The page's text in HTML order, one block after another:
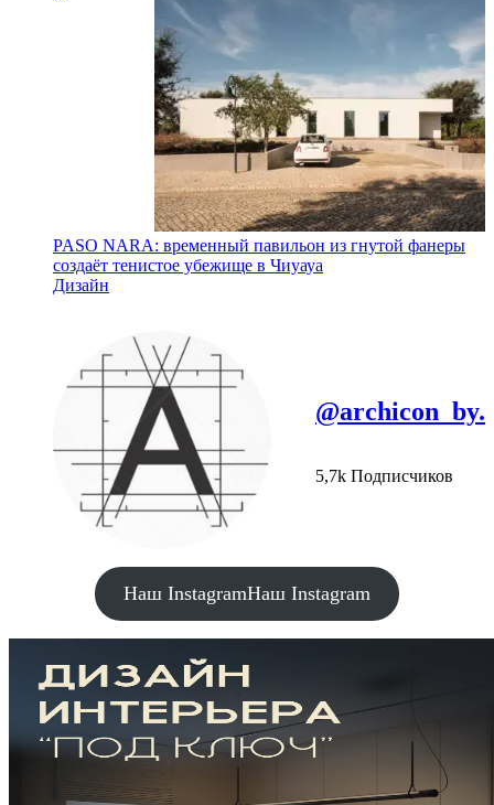
PASO NARA: временный павильон из гнутой фанеры
создаёт тенистое убежище в Чиуауа
Дизайн
@archicon_by.
5,7k Подписчиков
Наш InstagramНаш Instagram